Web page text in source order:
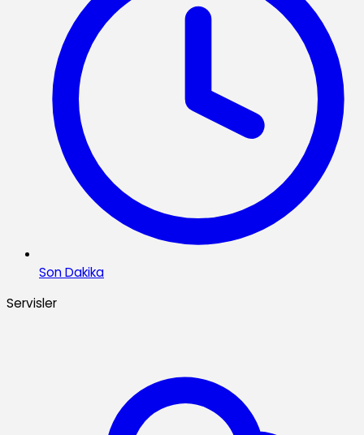
Son Dakika
Servisler